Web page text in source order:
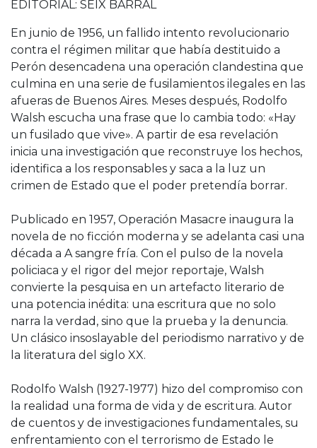
EDITORIAL: SEIX BARRAL
En junio de 1956, un fallido intento revolucionario
contra el régimen militar que había destituido a
Perón desencadena una operación clandestina que
culmina en una serie de fusilamientos ilegales en las
afueras de Buenos Aires. Meses después, Rodolfo
Walsh escucha una frase que lo cambia todo: «Hay
un fusilado que vive». A partir de esa revelación
inicia una investigación que reconstruye los hechos,
identifica a los responsables y saca a la luz un
crimen de Estado que el poder pretendía borrar.
Publicado en 1957, Operación Masacre inaugura la
novela de no ficción moderna y se adelanta casi una
década a A sangre fría. Con el pulso de la novela
policiaca y el rigor del mejor reportaje, Walsh
convierte la pesquisa en un artefacto literario de
una potencia inédita: una escritura que no solo
narra la verdad, sino que la prueba y la denuncia.
Un clásico insoslayable del periodismo narrativo y de
la literatura del siglo XX.
Rodolfo Walsh (1927-1977) hizo del compromiso con
la realidad una forma de vida y de escritura. Autor
de cuentos y de investigaciones fundamentales, su
enfrentamiento con el terrorismo de Estado le